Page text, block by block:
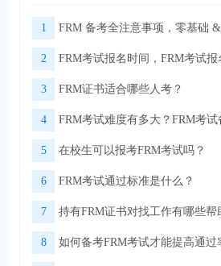
1 FRM 备考全注意事项，零基础
2 FRM考试报名时间，FRM考试报
3 FRM证书适合哪些人考？
4 FRM考试难度有多大？FRM考试
5 在校生可以报考FRM考试吗？
6 FRM考试通过标准是什么？
7 持有FRM证书对找工作有哪些帮
8 如何备考FRM考试才能提高通过